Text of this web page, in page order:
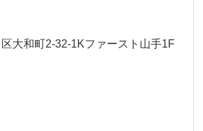
大和町2-32-1Kファースト山手1F